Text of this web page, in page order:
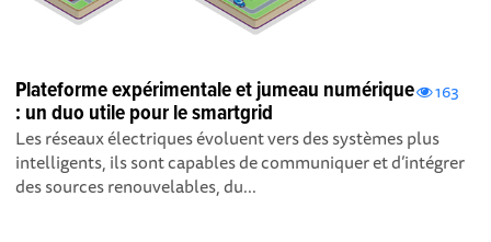
163
Plateforme expérimentale et jumeau numérique
: un duo utile pour le smartgrid
Les réseaux électriques évoluent vers des systèmes plus
intelligents, ils sont capables de communiquer et d’intégrer
des sources renouvelables, du...